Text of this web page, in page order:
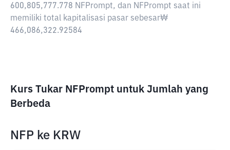
600,805,777.778 NFPrompt, dan NFPrompt saat ini
memiliki total kapitalisasi pasar sebesar₩
466,086,322.92584
Kurs Tukar NFPrompt untuk Jumlah yang
Berbeda
NFP ke KRW